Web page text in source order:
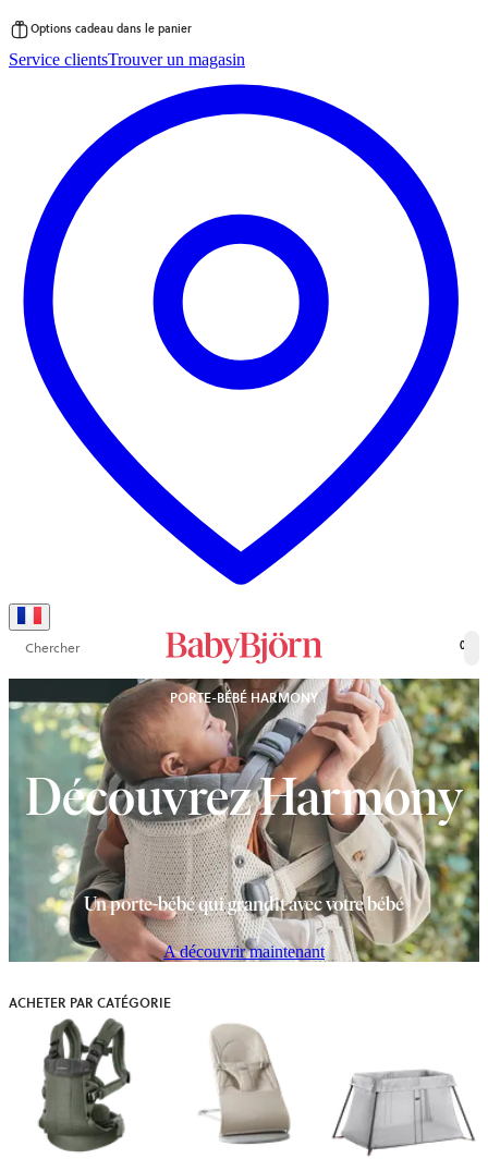
au
Options cadeau dans le panier
Service clientsTrouver un magasin
Chercher 0
PORTE-BÉBÉ HARMONY
Découvrez Harmony
Un porte-bébé qui grandit avec votre bébé
A découvrir maintenant
ACHETER PAR CATÉGORIE